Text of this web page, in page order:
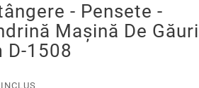
- Pensete -
Maşină De
D-1508